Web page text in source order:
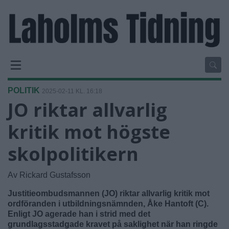
POLITIK 2025-02-11 KL. 16:18
JO riktar allvarlig
kritik mot högste
skolpolitikern
Av Rickard Gustafsson
Justitieombudsmannen (JO) riktar allvarlig kritik mot
ordföranden i utbildningsnämnden, Åke Hantoft (C).
Enligt JO agerade han i strid med det
grundlagsstadgade kravet på saklighet när han ringde